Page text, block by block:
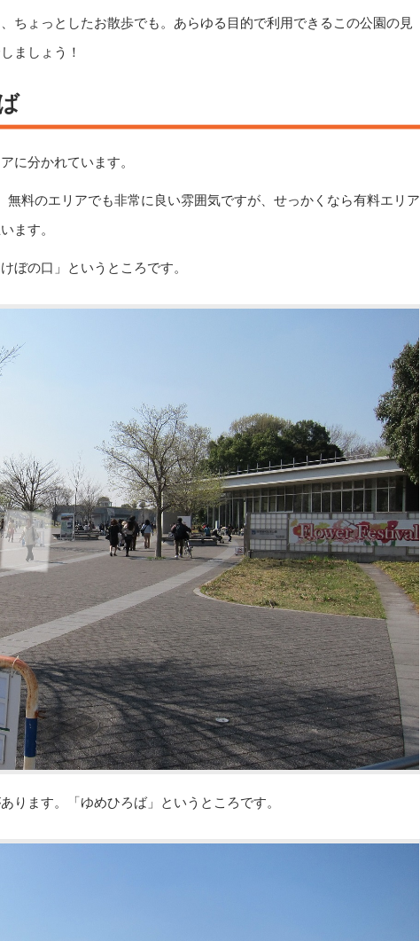
ちょっとしたお散歩でも。あらゆる目的で利用できるこの公園の見
ましょう！
に分かれています。
料のエリアでも非常に良い雰囲気ですが、せっかくなら有料エリア
ます。
ぼの口」というところです。
ります。「ゆめひろば」というところです。